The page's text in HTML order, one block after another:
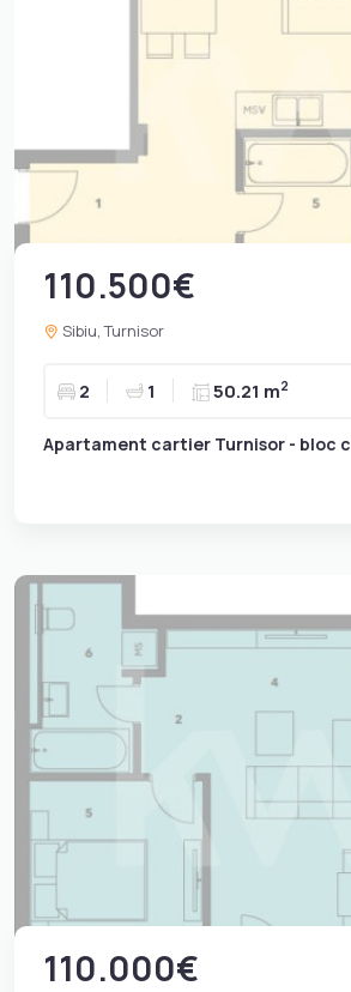
110.500€
Sibiu, Turnisor
2 1 50.21 m2
Apartament cartier Turnisor - bloc
110.000€